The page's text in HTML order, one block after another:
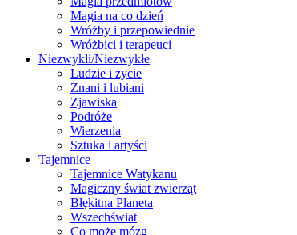
Magia na co dzień
Wróżby i przepowiednie
Wróżbici i terapeuci
Niezwykli/Niezwykłe
Ludzie i życie
Znani i lubiani
Zjawiska
Podróże
Wierzenia
Sztuka i artyści
Tajemnice
Tajemnice Watykanu
Magiczny świat zwierząt
Błękitna Planeta
Wszechświat
Co może mózg